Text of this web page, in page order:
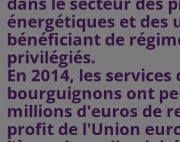
énergétiques et des
bénéficiant de
privilégiés.
En 2014, les
bourguignons ont
millions d'euros de
profit de l'Union